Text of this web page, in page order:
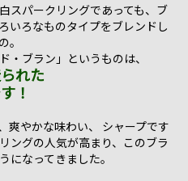
スパークリングであっても、ブ
いろなものタイプをブレンドし
。
・ブラン」というものは、
れた
！
爽やかな味わい、 シャープです
ングの人気が高まり、このブラ
になってきました。